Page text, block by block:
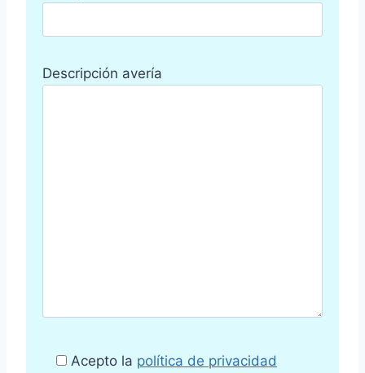
Descripción avería
Acepto la política de privacidad